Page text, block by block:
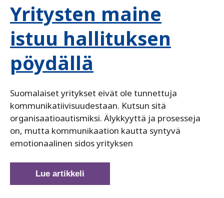
Yritysten maine
istuu hallituksen
pöydällä
Suomalaiset yritykset eivät ole tunnettuja
kommunikatiivisuudestaan. Kutsun sitä
organisaatioautismiksi. Älykkyyttä ja prosesseja
on, mutta kommunikaation kautta syntyvä
emotionaalinen sidos yrityksen
Yritysten
maine
Lue artikkeli